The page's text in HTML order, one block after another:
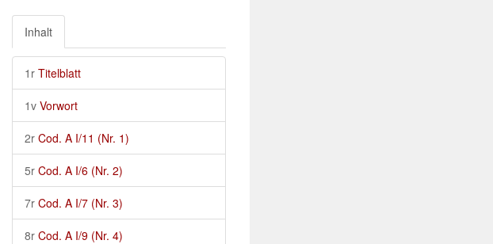
Inhalt
1r Titelblatt
1v Vorwort
2r Cod. A I/11 (Nr. 1)
5r Cod. A I/6 (Nr. 2)
7r Cod. A I/7 (Nr. 3)
8r Cod. A I/9 (Nr. 4)